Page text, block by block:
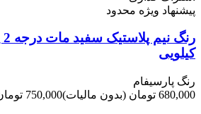
پیشنهاد ویژه محدود
کیلویی
رنگ پارسیفام
680,000 تومان
(بدون مالیات)750,000 تومان